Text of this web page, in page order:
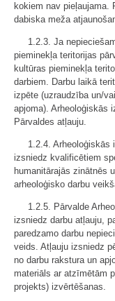
kokiem nav pieļaujama.
dabiska meža
1.2.3. Ja
pieminekļa teritorijas
kultūras pieminekļa
darbiem. Darbu laikā
izpēte (uzraudzība un/
apjoma). Arheoloģiskās
Pārvaldes atļauju.
1.2.4. Arheoloģiskās
izsniedz kvalificētiem
humanitārajās zinātnēs
arheoloģisko darbu
1.2.5. Pārvalde
izsniedz darbu atļauju,
paredzamo darbu
veids. Atļauju izsniedz
no darbu rakstura un
materiāls ar atzīmētām
projekts) izvērtēšanas.